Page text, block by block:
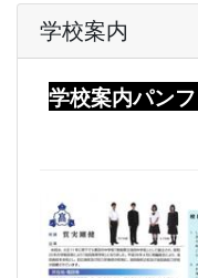
学校案内
学校案内パン